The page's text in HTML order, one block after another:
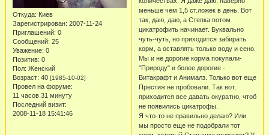
Откуда: Киев
Зарегистрирован: 2007-11-24
Приглашений: 0
Сообщений: 25
Уважение: 0
Позитив: 0
Пол: Женский
Возраст: 40 [1985-10-02]
Провел на форуме:
11 часов 31 минуту
Последний визит:
2008-11-18 15:41:46
меньше чем 1,5 ст.ложек в день. Вот
так, даю, даю, а Степка потом
цикатрофить начинает. Буквально
чуть-чуть, но приходится забирать
корм, а оставлять только воду и сено.
Мы и не дорогие корма покупали-
"Природу" и более дорогие -
Витакрафт и Анималз. Только вот еще
Престиж не пробовали. Так вот,
приходится все давать окуратно, чтоб
не появились цикатрофы.
Я что-то не правильно делаю? Или
мы просто еще не подобрали тот